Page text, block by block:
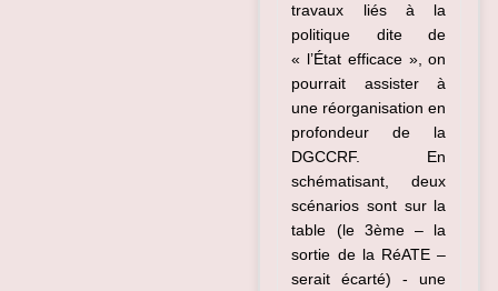
travaux liés à la
politique dite de
« l’État efficace », on
pourrait assister à
une réorganisation en
profondeur de la
DGCCRF. En
schématisant, deux
scénarios sont sur la
table (le 3ème – la
sortie de la RéATE –
serait écarté) - une